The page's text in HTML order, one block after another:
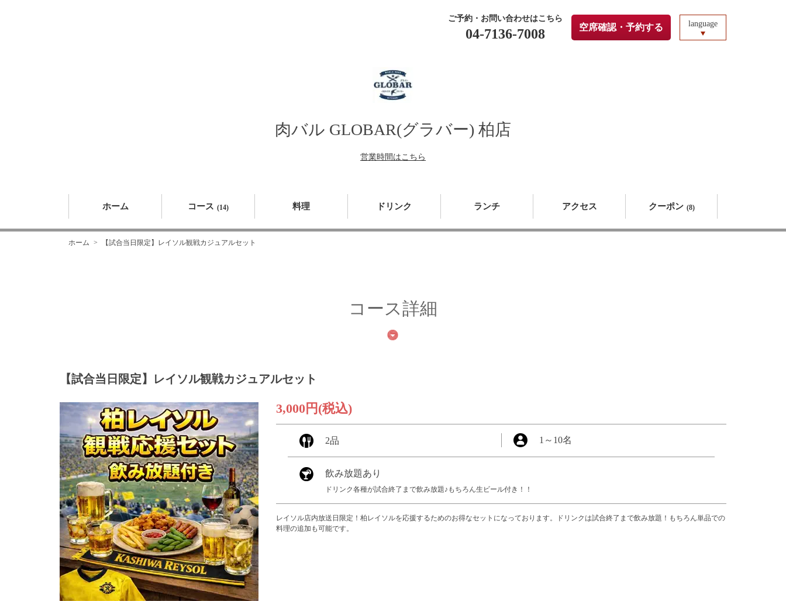
ご予約・お問い合わせはこちら
04-7136-7008 空席確認・予約する language
肉バル GLOBAR(グラバー) 柏店
営業時間はこちら
ホーム コース (14) 料理 ドリンク ランチ アクセス クーポン (8)
ホーム 【試合当日限定】レイソル観戦カジュアルセット
コース詳細
【試合当日限定】レイソル観戦カジュアルセット
3,000円 (税込)
2品 1 ～ 10名
飲み放題あり
ドリンク各種が試合終了まで飲み放題♪もちろん生ビール付き！！
レイソル店内放送日限定！柏レイソルを応援するためのお得なセットになっております。ドリンクは試合終了まで飲み放題！もちろん単品での
料理の追加も可能です。